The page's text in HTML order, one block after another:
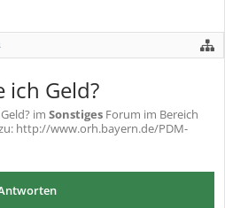
ich Geld?
im Sonstiges Forum im Bereich
http://www.orh.bayern.de/PDM-